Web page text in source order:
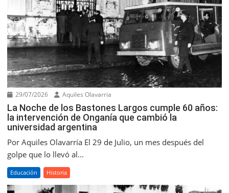
29/07/2026 Aquiles Olavarria
La Noche de los Bastones Largos cumple 60 años:
la intervención de Onganía que cambió la
universidad argentina
Por Aquiles Olavarría El 29 de Julio, un mes después del
golpe que lo llevó al...
Educación Historia